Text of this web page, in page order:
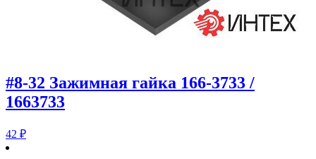
#8-32 Зажимная гайка 166-3733 /
1663733
42 ₽